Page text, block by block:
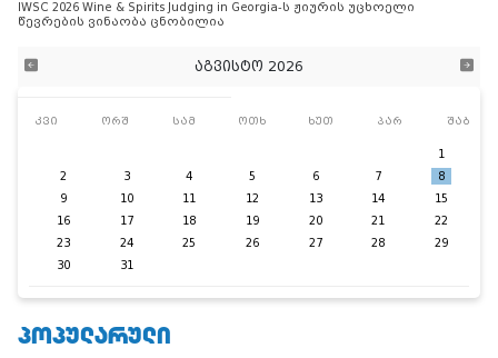
IWSC 2026 Wine & Spirits Judging in Georgia-ს ჟიურის უცხოელი
წევრების ვინაობა ცნობილია
აგვისტო 2026
კვი ორშ სამ ოთხ ხუთ პარ შაბ
1
2
3 4 5 6 7
8
9
10 11 12 13 14
15
16
17 18 19 20 21
22
23
24 25 26 27 28
29
30
31
ᲞᲝᲞᲣᲚᲐᲠᲣᲚᲘ